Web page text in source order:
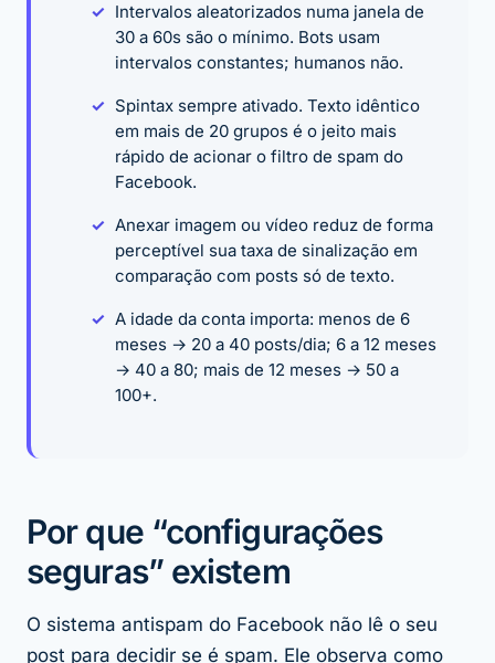
Intervalos aleatorizados numa janela de
30 a 60s são o mínimo. Bots usam
intervalos constantes; humanos não.
Spintax sempre ativado. Texto idêntico
em mais de 20 grupos é o jeito mais
rápido de acionar o filtro de spam do
Facebook.
Anexar imagem ou vídeo reduz de forma
perceptível sua taxa de sinalização em
comparação com posts só de texto.
A idade da conta importa: menos de 6
meses → 20 a 40 posts/dia; 6 a 12 meses
→ 40 a 80; mais de 12 meses → 50 a
100+.
Por que “configurações
seguras” existem
O sistema antispam do Facebook não lê o seu
post para decidir se é spam. Ele observa como